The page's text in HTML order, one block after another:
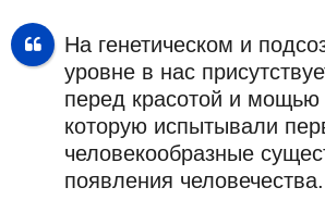
На генетическом и
уровне в нас
перед красотой и
которую испытывали
человекообразные
появления человечества.